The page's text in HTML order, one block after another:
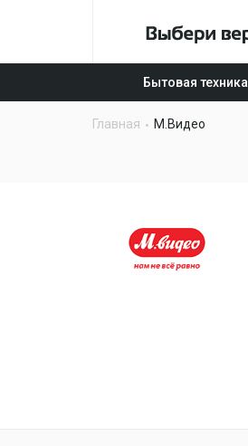
Бытовая техника
Главная М.Видео